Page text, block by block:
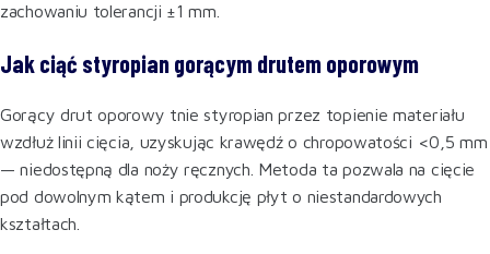
zachowaniu tolerancji ±1 mm.
Jak ciąć styropian gorącym drutem oporowym
Gorący drut oporowy tnie styropian przez topienie materiału
wzdłuż linii cięcia, uzyskując krawędź o chropowatości <0,5 mm
— niedostępną dla noży ręcznych. Metoda ta pozwala na cięcie
pod dowolnym kątem i produkcję płyt o niestandardowych
kształtach.